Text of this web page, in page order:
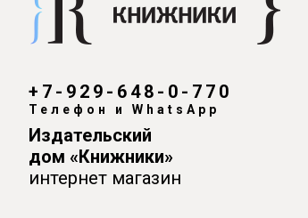
+7-929-648-0-770
Телефон и WhatsApp
Издательский
дом «Книжники»
интернет магазин